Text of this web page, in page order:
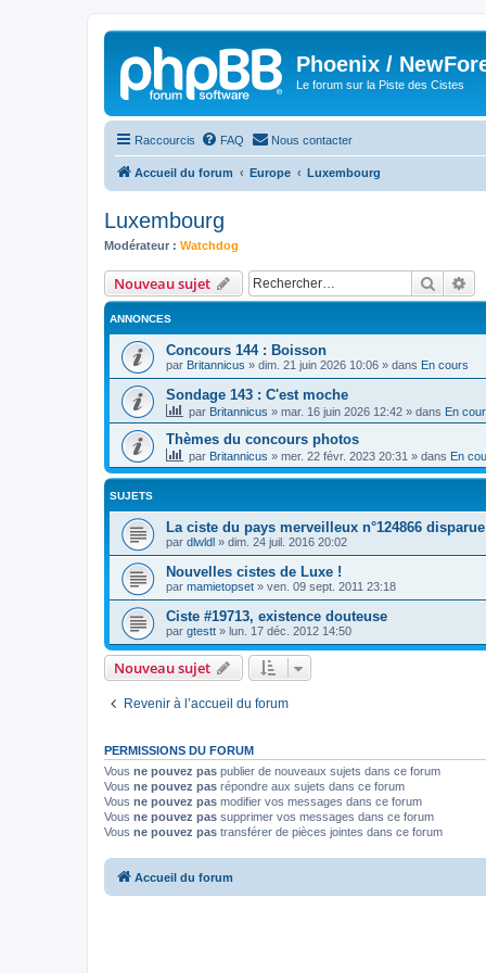
Phoenix /
Le forum sur la Piste des Cistes
Raccourcis FAQ Nous contacter
Accueil du forum Europe Luxembourg
Luxembourg
Modérateur : Watchdog
Nouveau sujet
ANNONCES
Concours 144 : Boisson
par Britannicus » dim. 21 juin 2026 10:06 » dans En cours
Sondage 143 : C'est moche
par Britannicus » mar. 16 juin 2026 12:42 » dans En
Thèmes du concours photos
par Britannicus » mer. 22 févr. 2023 20:31 » dans En
SUJETS
La ciste du pays merveilleux n°124866
par dlwldl » dim. 24 juil. 2016 20:02
Nouvelles cistes de Luxe !
par mamietopset » ven. 09 sept. 2011 23:18
Ciste #19713, existence douteuse
par gtestt » lun. 17 déc. 2012 14:50
Nouveau sujet
Revenir à l’accueil du forum
PERMISSIONS DU FORUM
Vous ne pouvez pas publier de nouveaux sujets dans ce forum
Vous ne pouvez pas répondre aux sujets dans ce forum
Vous ne pouvez pas modifier vos messages dans ce forum
Vous ne pouvez pas supprimer vos messages dans ce forum
Vous ne pouvez pas transférer de pièces jointes dans ce forum
Accueil du forum